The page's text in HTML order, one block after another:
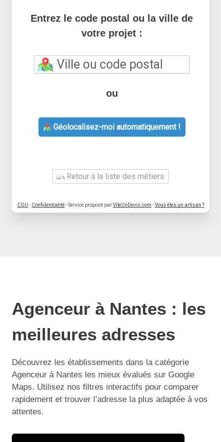
Entrez le code postal ou la ville de
votre projet :
ou
Géolocalisez-moi automatiquement !
Retour à la liste des métiers
CGU - Confidentialité- Service proposé parViteUnDevis.com -Vous êtes un artisan ?
Agenceur à Nantes : les
meilleures adresses
Découvrez les établissements dans la catégorie
Agenceur à Nantes les mieux évalués sur Google
Maps. Utilisez nos filtres interactifs pour comparer
rapidement et trouver l’adresse la plus adaptée à vos
attentes.